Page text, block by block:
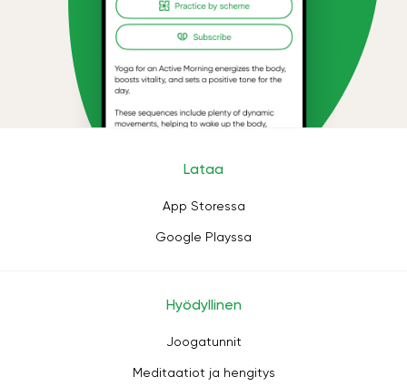
Lataa
App Storessa
Google Playssa
Hyödyllinen
Joogatunnit
Meditaatiot ja hengitys